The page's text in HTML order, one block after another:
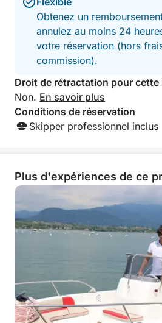
Obtenez un
annulez au moins 24
votre réservation (hors
commission).
Droit de rétractation pour cette
Non. En savoir plus
Conditions de réservation
Skipper professionnel inclus
Plus d'expériences de ce